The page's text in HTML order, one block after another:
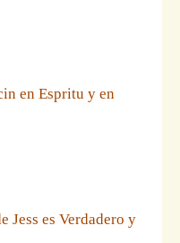
en Espritu y en
Jess es Verdadero y